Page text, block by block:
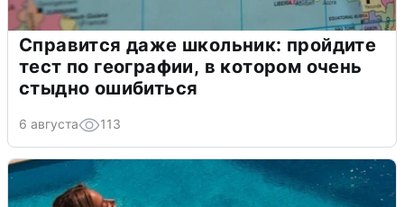
Справится даже школьник: пройдите
тест по географии, в котором очень
стыдно ошибиться
6 августа 113